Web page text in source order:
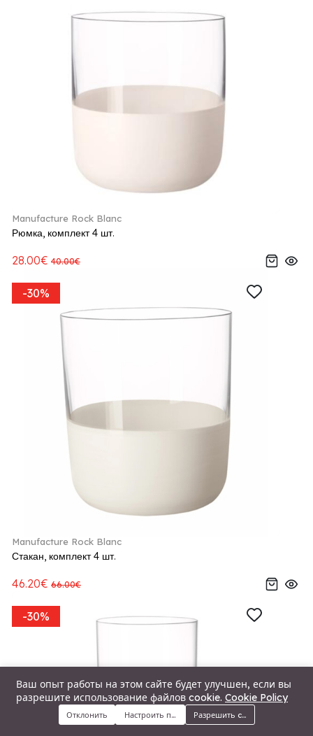
Меню Категории Поиск Корзина
Manufacture Rock Blanc
Рюмка, комплект 4 шт.
28.00€ 40.00€
-30%
Manufacture Rock Blanc
Стакан, комплект 4 шт.
46.20€ 66.00€
-30%
Ваш опыт работы на этом сайте будет улучшен, если вы
разрешите использование файлов cookie. Cookie Policy
Отклонить Настроить предпочтенияРазрешить cookie